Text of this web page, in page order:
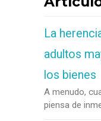
La
adultos
los bienes
A menudo,
piensa de